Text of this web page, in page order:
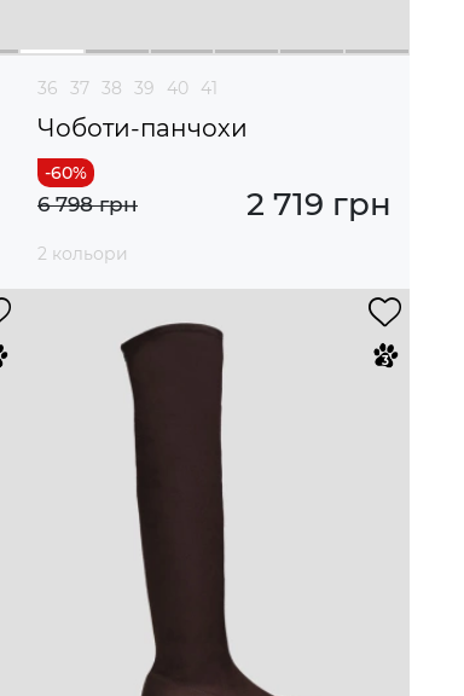
36 37 38 39 40 41
Чоботи-панчохи
2 719 грн
6 798 грн
2 кольори